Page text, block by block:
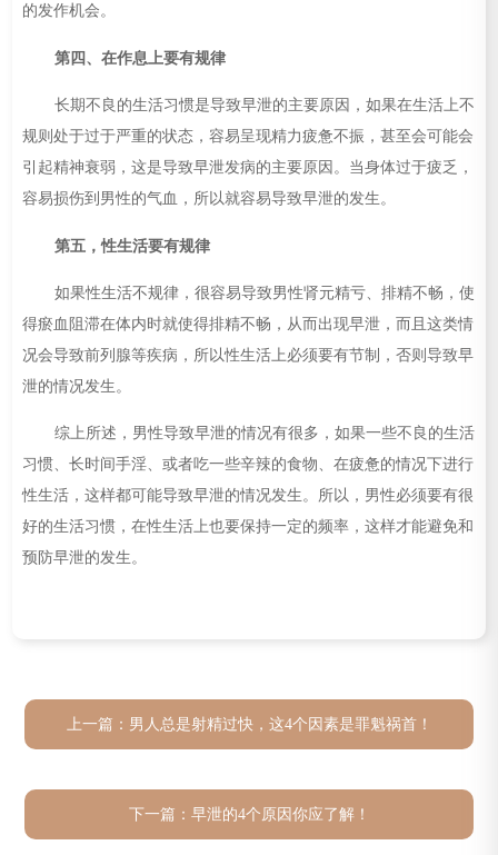
的发作机会。
第四、在作息上要有规律
长期不良的生活习惯是导致早泄的主要原因，如果在生活上不
规则处于过于严重的状态，容易呈现精力疲惫不振，甚至会可能会
引起精神衰弱，这是导致早泄发病的主要原因。当身体过于疲乏，
容易损伤到男性的气血，所以就容易导致早泄的发生。
第五，性生活要有规律
如果性生活不规律，很容易导致男性肾元精亏、排精不畅，使
得瘀血阻滞在体内时就使得排精不畅，从而出现早泄，而且这类情
况会导致前列腺等疾病，所以性生活上必须要有节制，否则导致早
泄的情况发生。
综上所述，男性导致早泄的情况有很多，如果一些不良的生活
习惯、长时间手淫、或者吃一些辛辣的食物、在疲惫的情况下进行
性生活，这样都可能导致早泄的情况发生。所以，男性必须要有很
好的生活习惯，在性生活上也要保持一定的频率，这样才能避免和
预防早泄的发生。
上一篇： 男人总是射精过快，这4个因素是罪魁祸首！
下一篇： 早泄的4个原因你应了解！